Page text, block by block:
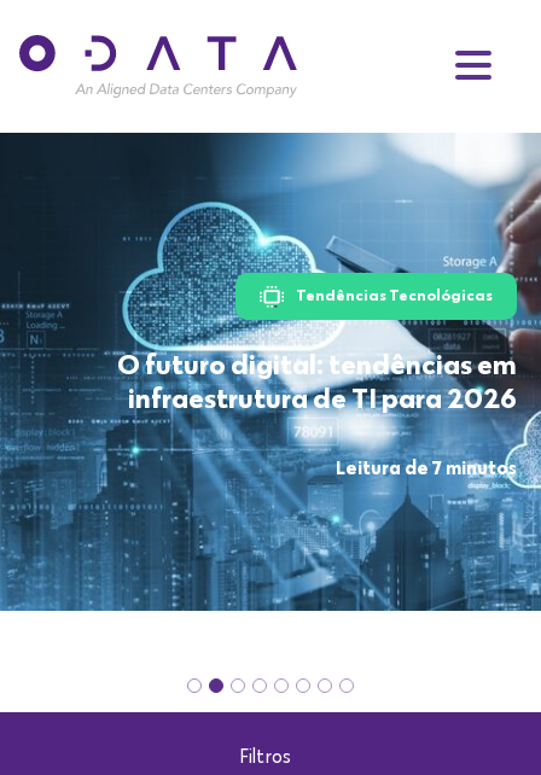
Tendências Tecnológicas
O futuro digital: tendências em
infraestrutura de TI para 2026
Leitura de 7 minutos
Filtros